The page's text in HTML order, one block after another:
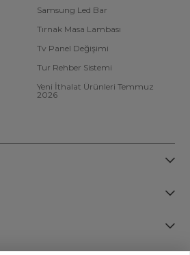
Samsung Led Bar
Tırnak Masa Lambası
Tv Panel Değişimi
Tur Rehber Sistemi
Yeni İthalat Ürünleri Temmuz
2026